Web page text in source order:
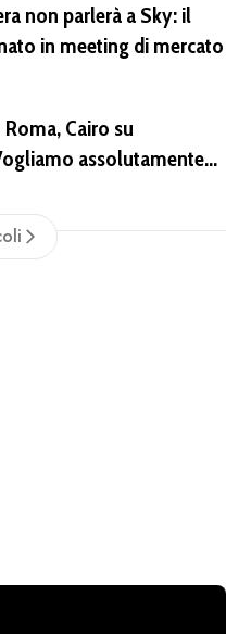
non parlerà a Sky: il
in meeting di mercato
Cairo su
assolutamente
tra i club sulla
giocatore